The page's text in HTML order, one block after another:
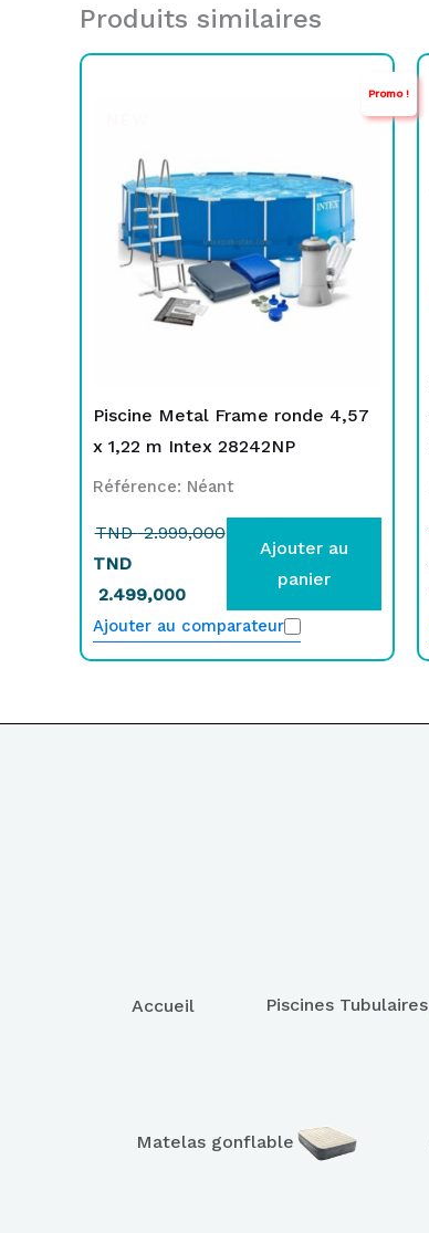
Produits similaires
Promo !
Piscine Metal Frame ronde 4,57
x 1,22 m Intex 28242NP
Référence: Néant
TND2.999,000
était :
TND
2.999,000.
TND
2.499,000
est :
TND
2.499,000.
Ajouter au
panier
Ajouter au comparateur
Accueil Piscines Tubulaires
Matelas gonflable